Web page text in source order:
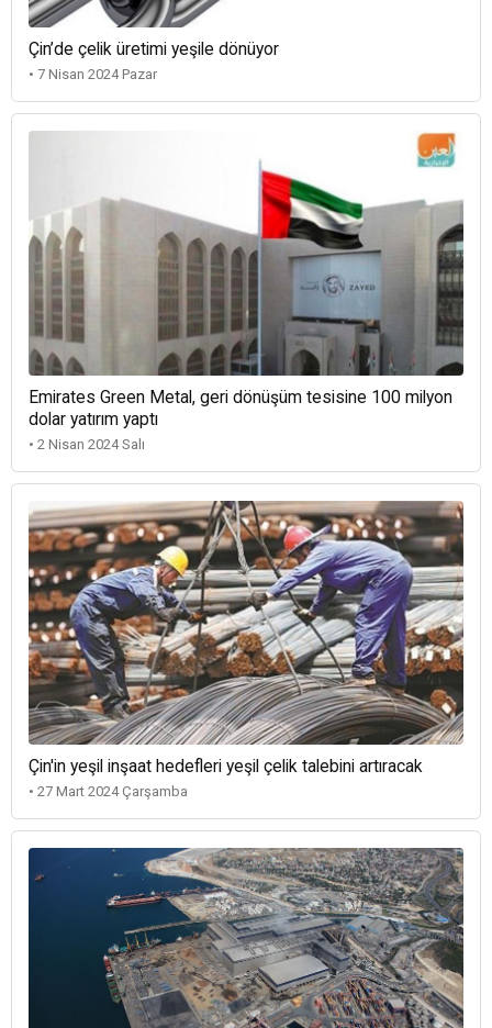
Çin’de çelik üretimi yeşile dönüyor
• 7 Nisan 2024 Pazar
Emirates Green Metal, geri dönüşüm tesisine 100 milyon
dolar yatırım yaptı
• 2 Nisan 2024 Salı
Çin'in yeşil inşaat hedefleri yeşil çelik talebini artıracak
• 27 Mart 2024 Çarşamba